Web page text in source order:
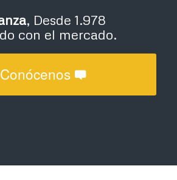
, Desde 1.978
con el mercado.
Conócenos